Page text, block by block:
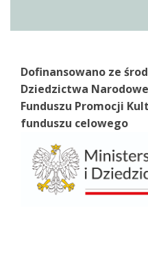
Dofinansowano ze
Dziedzictwa
Funduszu Promocji
funduszu celowego